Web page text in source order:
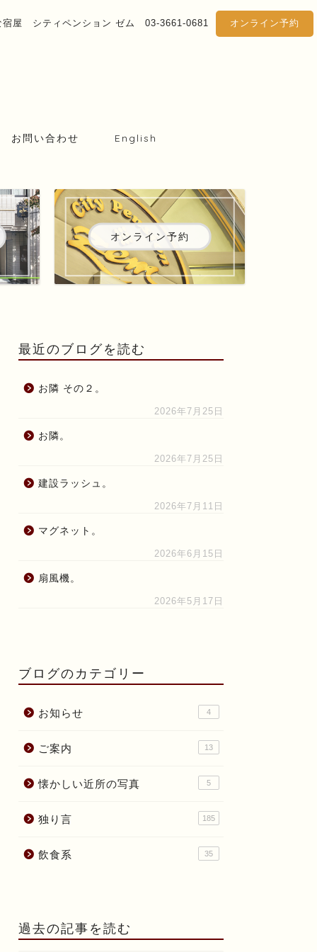
宿屋 シティペンション ゼム 03-3661-0681 オンライン予約
お問い合わせ English
オンライン予約
最近のブログを読む
お隣 その２。
2026年7月25日
お隣。
2026年7月25日
建設ラッシュ。
2026年7月11日
マグネット。
2026年6月15日
扇風機。
2026年5月17日
ブログのカテゴリー
お知らせ 4
ご案内 13
懐かしい近所の写真 5
独り言 185
飲食系 35
過去の記事を読む